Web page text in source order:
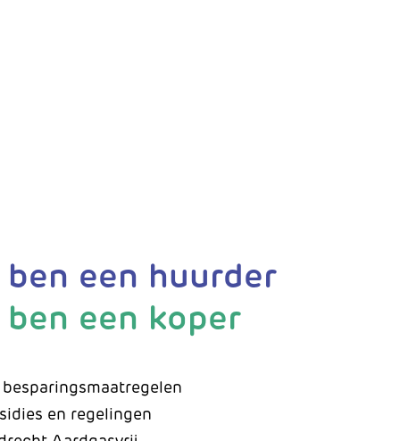
ben een huurder
ben een koper
en regelingen